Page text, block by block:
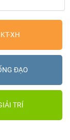
KT-XH
ĐẠO
TRÍ